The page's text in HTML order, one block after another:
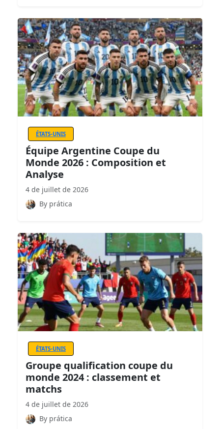
ÉTATS-UNIS
Équipe Argentine Coupe du
Monde 2026 : Composition et
Analyse
4 de juillet de 2026
By prática
ÉTATS-UNIS
Groupe qualification coupe du
monde 2024 : classement et
matchs
4 de juillet de 2026
By prática